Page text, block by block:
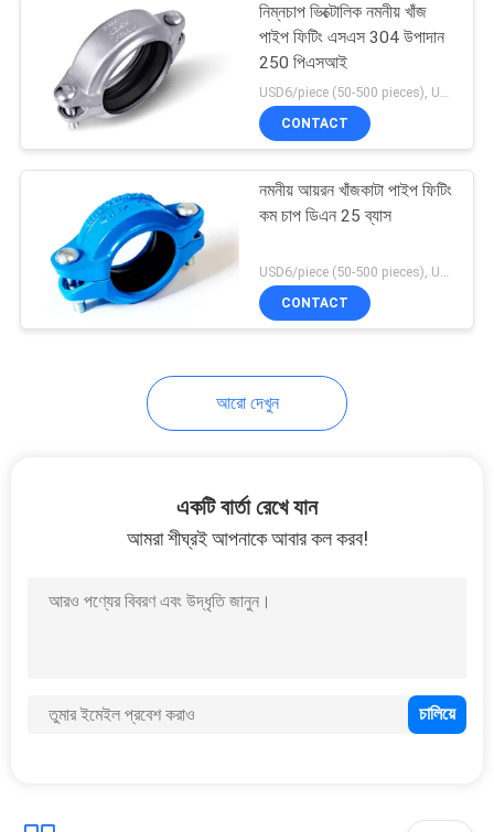
বৈদ্যুতিন চৌম্বকীয় জল
ফ্লো মিটার
আবাসিক স্মার্ট ওয়াটার মিটার
নিম্নচাপ ভিক্টোলিক নমনীয় খাঁজ
পাইপ ফিটিং এসএস 304 উপাদান
250 পিএসআই
USD6/piece (50-500 pieces), USD4/piece (>500 pieces) MOQ:50 টুকরা
CONTACT
নমনীয় আয়রন খাঁজকাটা পাইপ ফিটিং
কম চাপ ডিএন 25 ব্যাস
USD6/piece (50-500 pieces), USD4/piece (>500 pieces) MOQ:50 টুকরা
CONTACT
আরো দেখুন
একটি বার্তা রেখে যান
আমরা শীঘ্রই আপনাকে আবার কল করব!